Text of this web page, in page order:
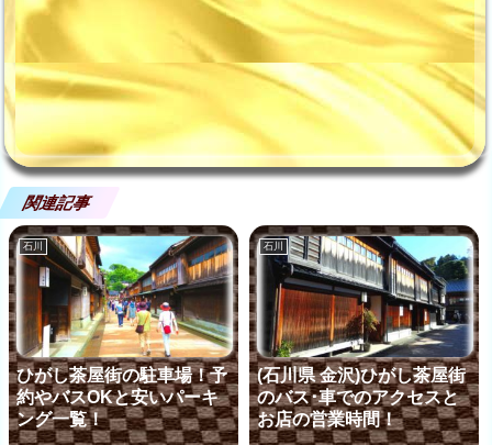
関連記事
石川
ひがし茶屋街の駐車場！予
約やバスOKと安いパーキ
ング一覧！
石川
(石川県 金沢)ひがし茶屋街
のバス･車でのアクセスと
お店の営業時間！